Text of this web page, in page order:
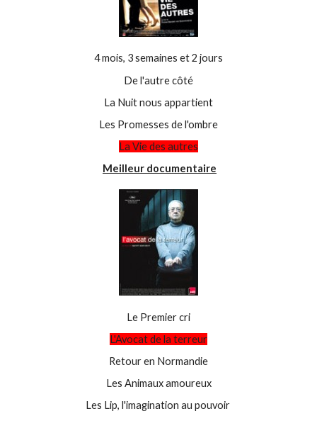
4 mois, 3 semaines et 2 jours
De l'autre côté
La Nuit nous appartient
Les Promesses de l'ombre
La Vie des autres
Meilleur documentaire
Le Premier cri
L'Avocat de la terreur
Retour en Normandie
Les Animaux amoureux
Les Lip, l'imagination au pouvoir